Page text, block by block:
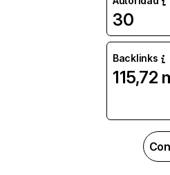
30
Backlinks
115,72